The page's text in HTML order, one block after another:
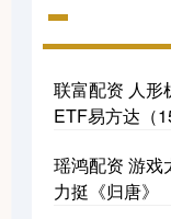
联富配资 人形
ETF易方达（
瑶鸿配资 游戏
力挺《归唐》